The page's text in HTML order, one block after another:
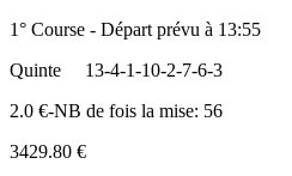
1° Course - Départ prévu à 13:55
Quinte
13-4-1-10-2-7-6-3
2.0 €-NB de fois la mise: 56
3429.80 €